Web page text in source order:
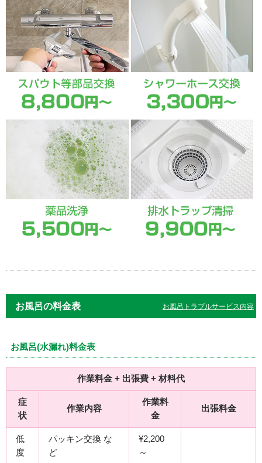
お風呂の料金表 お風呂トラブルサービス内容
お風呂(水漏れ)料金表
作業料金 + 出張費 + 材料代
症
状
作業内容
作業料
金
出張料金
低
度
パッキン交換 な
ど
¥2,200
～